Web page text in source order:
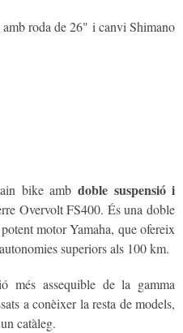
roda de 26" i canvi Shimano
bike ambdoble suspensió i
Overvolt FS400. És una doble
motor Yamaha, que ofereix
superiors als 100 km.
més assequible de la gamma
a conèixer la resta de models,
catàleg.